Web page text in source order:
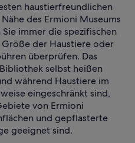
haustierfreundlichen
des Ermioni Museums
immer die spezifischen
der Haustiere oder
überprüfen. Das
selbst heißen
während Haustiere im
eingeschränkt sind,
von Ermioni
und gepflasterte
geeignet sind.